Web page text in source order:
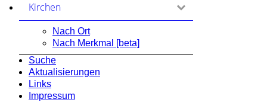
Kirchen
Nach Ort
Nach Merkmal [beta]
Suche
Aktualisierungen
Links
Impressum